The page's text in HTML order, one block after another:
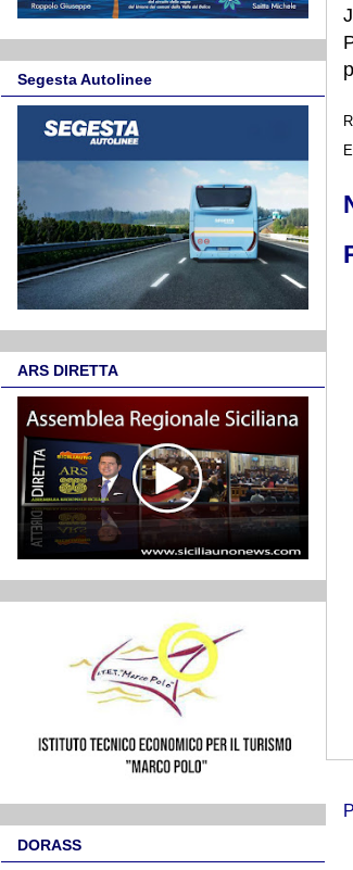
Segesta Autolinee
ARS DIRETTA
DORASS